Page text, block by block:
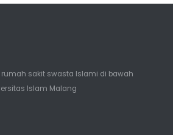
rumah sakit swasta Islami di bawah
Islam Malang